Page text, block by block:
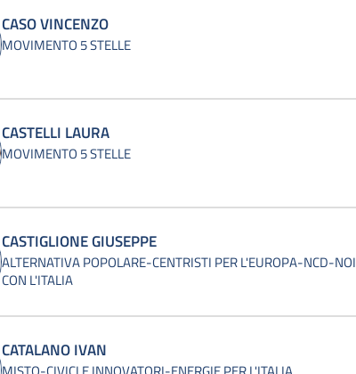
CASO VINCENZO
MOVIMENTO 5 STELLE
CASTELLI LAURA
MOVIMENTO 5 STELLE
CASTIGLIONE GIUSEPPE
ALTERNATIVA POPOLARE-CENTRISTI PER L'EUROPA-NCD-NOI
CON L'ITALIA
CATALANO IVAN